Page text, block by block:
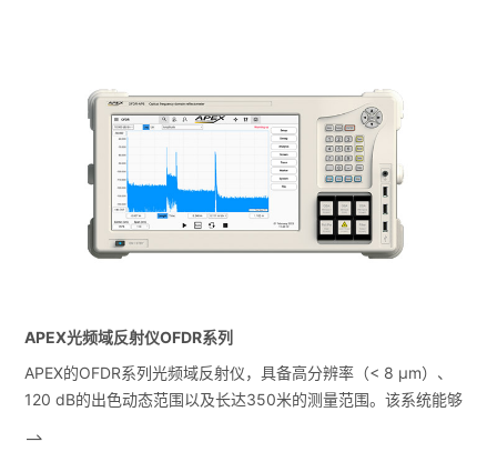
APEX光频域反射仪OFDR系列
APEX的OFDR系列光频域反射仪，具备高分辨率（< 8 μm）、
120 dB的出色动态范围以及长达350米的测量范围。该系统能够